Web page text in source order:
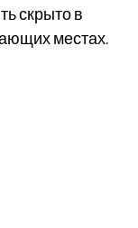
скрыто в
местах.